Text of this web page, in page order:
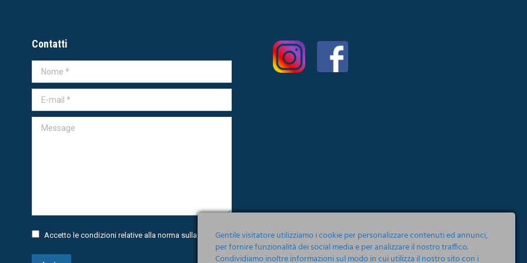
Contatti
Nome *
E-mail *
Message
Accetto le condizioni relative alla norma sulla PrivacyGentile visitatore utilizziamo i cookie per personalizzare contenuti ed annunci,
per fornire funzionalità dei social media e per analizzare il nostro traffico.
Condividiamo inoltre informazioni sul modo in cui utilizza il nostro sito con i